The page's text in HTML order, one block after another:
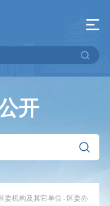
开
委机构及其它单位 - 区委办